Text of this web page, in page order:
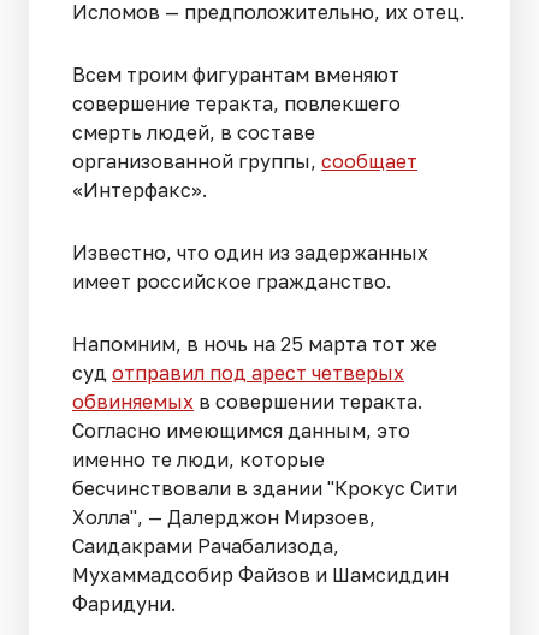
Исломов — предположительно, их отец.
Всем троим фигурантам вменяют
совершение теракта, повлекшего
смерть людей, в составе
организованной группы, сообщает
«Интерфакс».
Известно, что один из задержанных
имеет российское гражданство.
Напомним, в ночь на 25 марта тот же
суд отправил под арест четверых
обвиняемых в совершении теракта.
Согласно имеющимся данным, это
именно те люди, которые
бесчинствовали в здании "Крокус Сити
Холла", — Далерджон Мирзоев,
Саидакрами Рачабализода,
Мухаммадсобир Файзов и Шамсиддин
Фаридуни.